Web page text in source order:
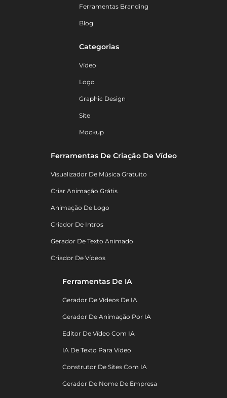
Ferramentas Branding
Blog
Categorias
Vídeo
Logo
Graphic Design
Site
Mockup
Ferramentas De Criação De Vídeo
Visualizador De Música Gratuito
Criar Animação Grátis
Animação De Logo
Criador De Intros
Gerador De Texto Animado
Criador De Vídeos
Ferramentas De IA
Gerador De Vídeos De IA
Gerador De Animação Por IA
Editor De Vídeo Com IA
IA De Texto Para Vídeo
Construtor De Sites Com IA
Gerador De Nome De Empresa